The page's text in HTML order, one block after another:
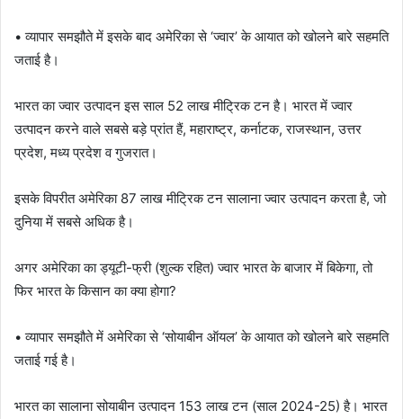
• व्यापार समझौते में इसके बाद अमेरिका से ‘ज्वार’ के आयात को खोलने बारे सहमति
जताई है।
भारत का ज्वार उत्पादन इस साल 52 लाख मीट्रिक टन है। भारत में ज्वार
उत्पादन करने वाले सबसे बड़े प्रांत हैं, महाराष्ट्र, कर्नाटक, राजस्थान, उत्तर
प्रदेश, मध्य प्रदेश व गुजरात।
इसके विपरीत अमेरिका 87 लाख मीट्रिक टन सालाना ज्वार उत्पादन करता है, जो
दुनिया में सबसे अधिक है।
अगर अमेरिका का ड्यूटी-फ्री (शुल्क रहित) ज्वार भारत के बाजार में बिकेगा, तो
फिर भारत के किसान का क्या होगा?
• व्यापार समझौते में अमेरिका से ‘सोयाबीन ऑयल’ के आयात को खोलने बारे सहमति
जताई गई है।
भारत का सालाना सोयाबीन उत्पादन 153 लाख टन (साल 2024-25) है। भारत